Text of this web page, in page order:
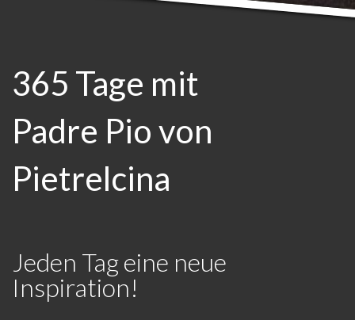
365 Tage mit
Padre Pio von
Pietrelcina
Jeden Tag eine neue
Inspiration!